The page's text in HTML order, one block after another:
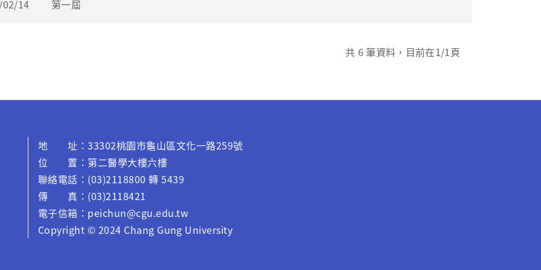
14 第一屆
共 6 筆資料，目前在1/1頁
地 址：33302桃園市龜山區文化一路259號
位 置：第二醫學大樓六樓
聯絡電話：(03)2118800 轉 5439
傳 真：(03)2118421
電子信箱：peichun@cgu.edu.tw
Copyright © 2024 Chang Gung University